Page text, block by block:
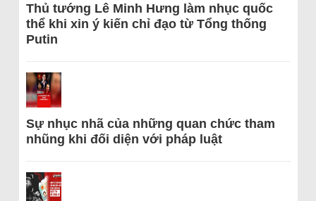
Thủ tướng Lê Minh Hưng làm nhục quốc
thể khi xin ý kiến chỉ đạo từ Tổng thống
Putin
Sự nhục nhã của những quan chức tham
nhũng khi đối diện với pháp luật